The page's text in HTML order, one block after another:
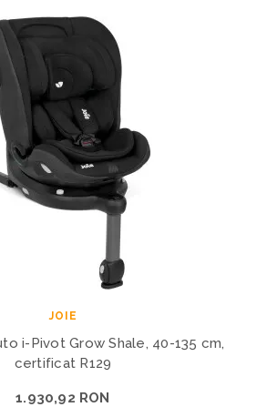
JOIE
i-Pivot Grow Shale, 40-135 cm,
certificat R129
1.930,92 RON